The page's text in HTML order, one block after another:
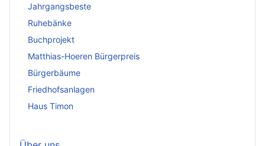
Jahrgangsbeste
Ruhebänke
Buchprojekt
Matthias-Hoeren Bürgerpreis
Bürgerbäume
Friedhofsanlagen
Haus Timon